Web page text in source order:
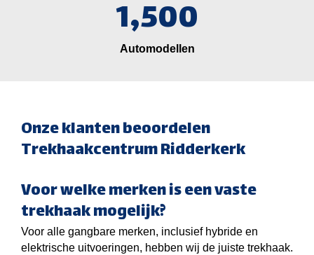
1,500
Automodellen
Onze klanten beoordelen
Trekhaakcentrum Ridderkerk
Voor welke merken is een vaste
trekhaak mogelijk?
Voor alle gangbare merken, inclusief hybride en
elektrische uitvoeringen, hebben wij de juiste trekhaak.